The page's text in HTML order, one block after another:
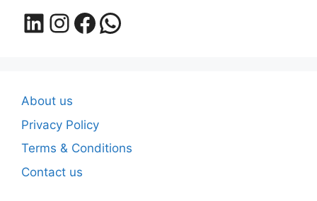
LinkedIn
Instagram
Facebook
WhatsApp
About us
Privacy Policy
Terms & Conditions
Contact us